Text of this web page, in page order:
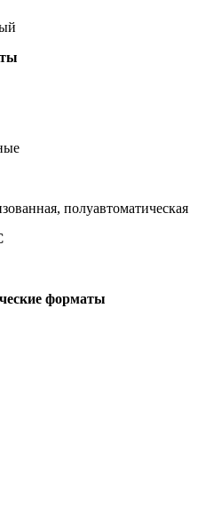
по­лу­ав­то­ма­ти­че­ская
форматы